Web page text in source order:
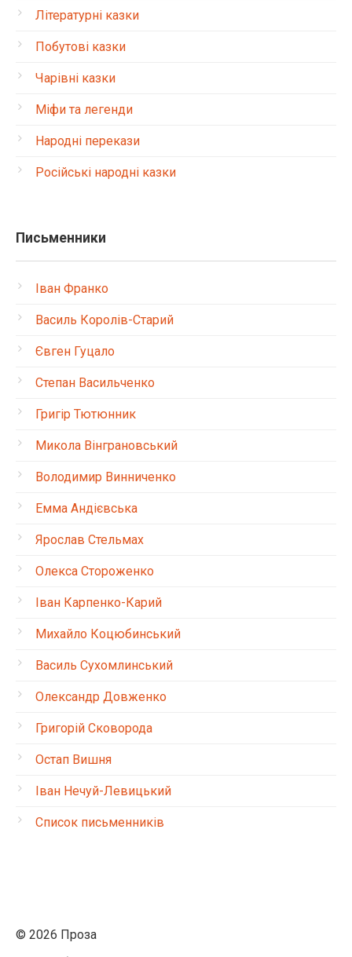
Літературні казки
Побутові казки
Чарівні казки
Міфи та легенди
Народні перекази
Російські народні казки
Письменники
Іван Франко
Василь Королів-Старий
Євген Гуцало
Степан Васильченко
Григір Тютюнник
Микола Вінграновський
Володимир Винниченко
Емма Андієвська
Ярослав Стельмах
Олекса Стороженко
Іван Карпенко-Карий
Михайло Коцюбинський
Василь Сухомлинський
Олександр Довженко
Григорій Сковорода
Остап Вишня
Іван Нечуй-Левицький
Список письменників
© 2026 Проза